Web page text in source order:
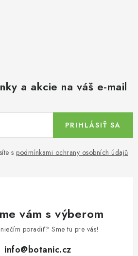
a akcie na váš e-mail
s podmínkami ochrany osobních údajů
PRIHLÁSIŤ SA
vám s výberom
poradiť? Sme tu pre vás!
info@botanic.cz